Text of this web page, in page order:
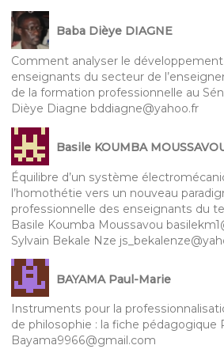
Baba Dièye DIAGNE
Comment analyser le
enseignants du secteur de
de la formation professionnelle au
Dièye Diagne bddiagne@yahoo.fr
Basile KOUMBA
Équilibre d’un système
l’homothétie vers un nouveau
professionnelle des enseignants du
Basile Koumba Moussavou
Sylvain Bekale Nze
BAYAMA Paul-Marie
Instruments pour la
de philosophie : la fiche pédagogique
Bayama9966@gmail.com